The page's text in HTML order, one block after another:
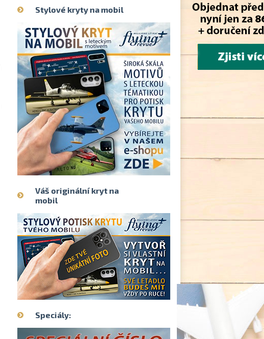
Stylové kryty na mobil
Váš originální kryt na
mobil
Speciály: